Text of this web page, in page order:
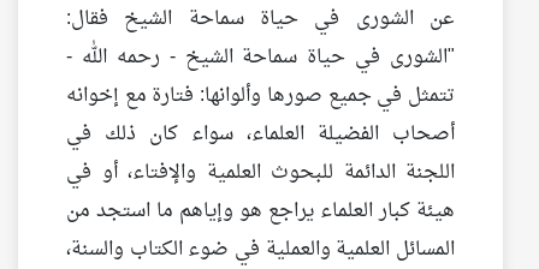
عن الشورى في حياة سماحة الشيخ فقال:
"الشورى في حياة سماحة الشيخ - رحمه الله -
تتمثل في جميع صورها وألوانها: فتارة مع إخوانه
أصحاب الفضيلة العلماء، سواء كان ذلك في
اللجنة الدائمة للبحوث العلمية والإفتاء، أو في
هيئة كبار العلماء يراجع هو وإياهم ما استجد من
المسائل العلمية والعملية في ضوء الكتاب والسنة،